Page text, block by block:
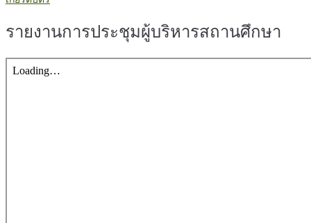
รายงานการประชุมผู้บริหารสถานศึกษา